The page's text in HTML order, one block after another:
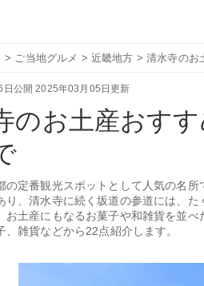
> ご当地グルメ > 近畿地方 >清水寺のお
公開 2025年03月05日更新
のお土産おす
の定番観光スポットとして人気の名
り、清水寺に続く坂道の参道には、
お土産にもなるお菓子や和雑貨を並
、雑貨などから22点紹介します。